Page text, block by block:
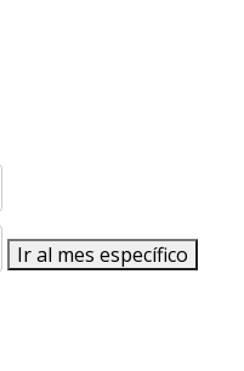
Ir al mes específico